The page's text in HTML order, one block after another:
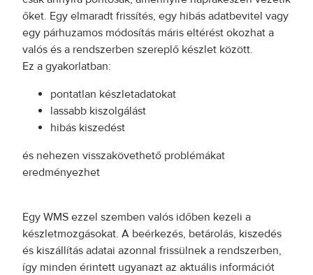
őket. Egy elmaradt frissítés, egy hibás adatbevitel vagy
egy párhuzamos módosítás máris eltérést okozhat a
valós és a rendszerben szereplő készlet között.
Ez a gyakorlatban:
pontatlan készletadatokat
lassabb kiszolgálást
hibás kiszedést
és nehezen visszakövethető problémákat
eredményezhet
Egy WMS ezzel szemben valós időben kezeli a
készletmozgásokat. A beérkezés, betárolás, kiszedés
és kiszállítás adatai azonnal frissülnek a rendszerben,
így minden érintett ugyanazt az aktuális információt